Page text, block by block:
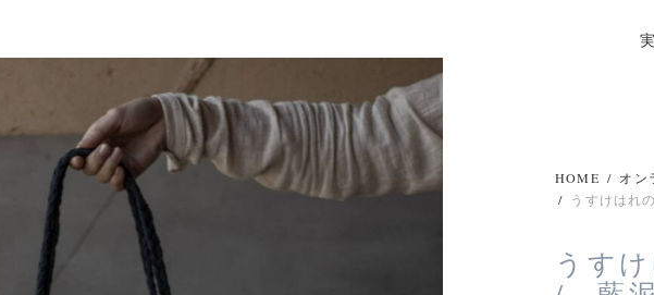
HOME / オン
/ うすけはれ
うす